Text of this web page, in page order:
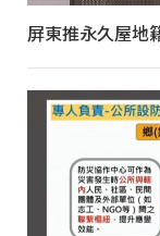
屏東推永久屋地